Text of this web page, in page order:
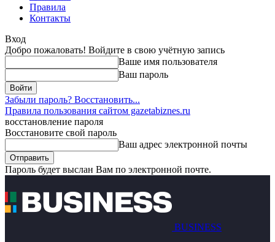
Правила
Контакты
Вход
Добро пожаловать! Войдите в свою учётную запись
Ваше имя пользователя
Ваш пароль
Забыли пароль? Восстановить...
Правила пользования сайтом gazetabiznes.ru
восстановление пароля
Восстановите свой пароль
Ваш адрес электронной почты
Пароль будет выслан Вам по электронной почте.
BUSINESS